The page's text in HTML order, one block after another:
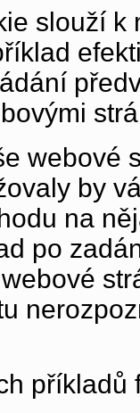
slouží k
webové
by
na
po
příkladů